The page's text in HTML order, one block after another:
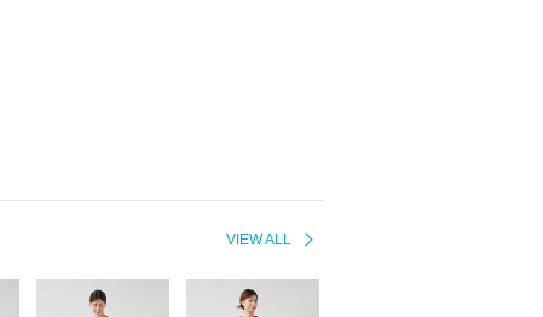
VIEW ALL